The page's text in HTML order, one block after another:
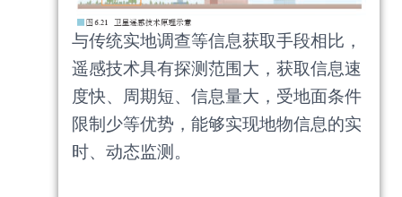
与传统实地调查等信息获取手段相比，
遥感技术具有探测范围大，获取信息速
度快、周期短、信息量大，受地面条件
限制少等优势，能够实现地物信息的实
时、动态监测。